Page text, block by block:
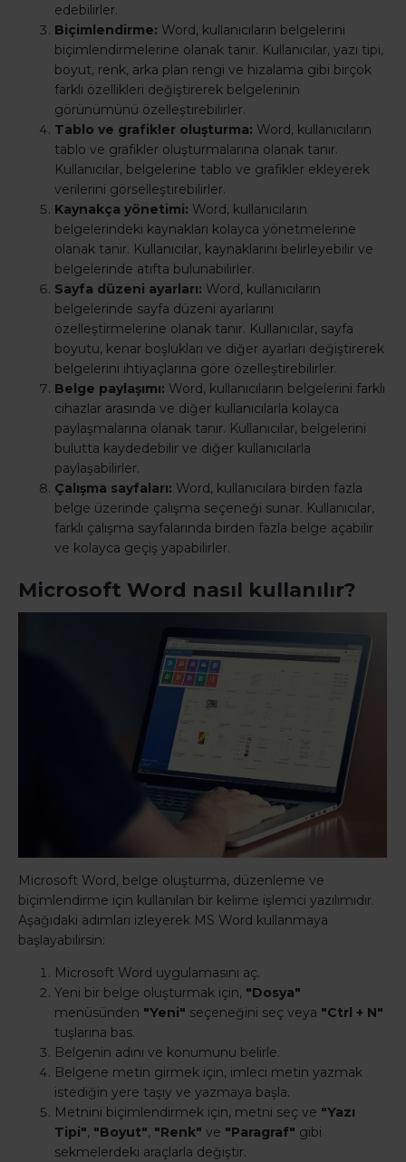
edebilirler.
Biçimlendirme: Word, kullanıcıların belgelerini
biçimlendirmelerine olanak tanır. Kullanıcılar, yazı tipi,
boyut, renk, arka plan rengi ve hizalama gibi birçok
farklı özellikleri değiştirerek belgelerinin
görünümünü özelleştirebilirler.
Tablo ve grafikler oluşturma: Word, kullanıcıların
tablo ve grafikler oluşturmalarına olanak tanır.
Kullanıcılar, belgelerine tablo ve grafikler ekleyerek
verilerini görselleştirebilirler.
Kaynakça yönetimi: Word, kullanıcıların
belgelerindeki kaynakları kolayca yönetmelerine
olanak tanır. Kullanıcılar, kaynaklarını belirleyebilir ve
belgelerinde atıfta bulunabilirler.
Sayfa düzeni ayarları: Word, kullanıcıların
belgelerinde sayfa düzeni ayarlarını
özelleştirmelerine olanak tanır. Kullanıcılar, sayfa
boyutu, kenar boşlukları ve diğer ayarları değiştirerek
belgelerini ihtiyaçlarına göre özelleştirebilirler.
Belge paylaşımı: Word, kullanıcıların belgelerini farklı
cihazlar arasında ve diğer kullanıcılarla kolayca
paylaşmalarına olanak tanır. Kullanıcılar, belgelerini
bulutta kaydedebilir ve diğer kullanıcılarla
paylaşabilirler.
Çalışma sayfaları: Word, kullanıcılara birden fazla
belge üzerinde çalışma seçeneği sunar. Kullanıcılar,
farklı çalışma sayfalarında birden fazla belge açabilir
ve kolayca geçiş yapabilirler.
Microsoft Word nasıl kullanılır?
Microsoft Word, belge oluşturma, düzenleme ve
biçimlendirme için kullanılan bir kelime işlemci yazılımıdır.
Aşağıdaki adımları izleyerek MS Word kullanmaya
başlayabilirsin:
Microsoft Word uygulamasını aç.
Yeni bir belge oluşturmak için, "Dosya"
menüsünden "Yeni" seçeneğini seç veya "Ctrl + N"
tuşlarına bas.
Belgenin adını ve konumunu belirle.
Belgene metin girmek için, imleci metin yazmak
istediğin yere taşıy ve yazmaya başla.
Metnini biçimlendirmek için, metni seç ve "Yazı
Tipi", "Boyut", "Renk" ve "Paragraf" gibi
sekmelerdeki araçlarla değiştir.